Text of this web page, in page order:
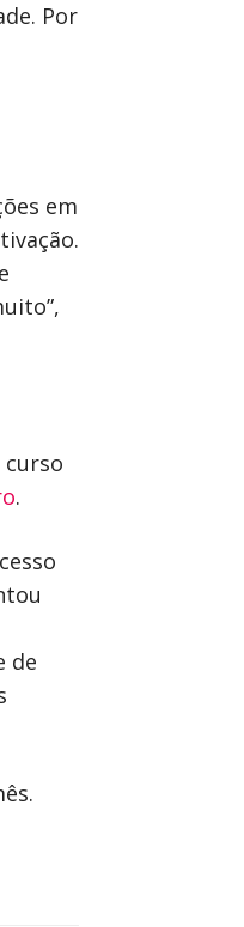
Por
em
curso
.
de